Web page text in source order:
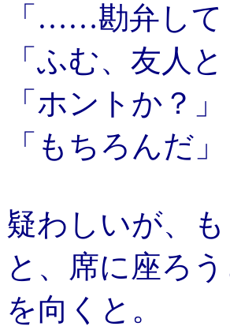
「……勘弁して
「ふむ、友人
「ホントか？」
「もちろんだ」
疑わしいが、
と、席に座ろ
を向くと。